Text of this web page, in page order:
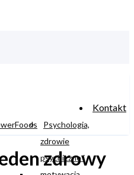
Psychologia,
zdrowie
psychiczne i
Kontakt
zdrowy